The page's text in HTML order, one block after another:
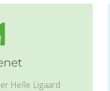
Helle Ligaard